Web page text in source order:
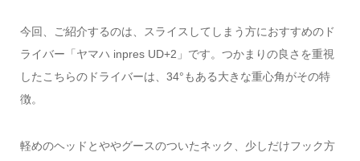
今回、ご紹介するのは、スライスしてしまう方におすすめのド
ライバー「ヤマハ inpres UD+2」です。つかまりの良さを重視
したこちらのドライバーは、34°もある大きな重心角がその特
徴。
軽めのヘッドとややグースのついたネック、少しだけフック方